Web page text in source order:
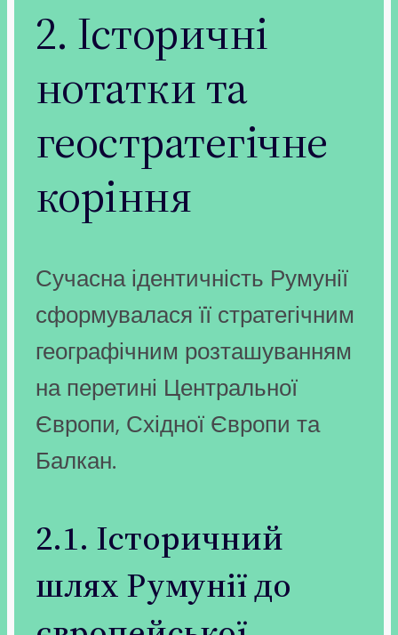
2. Історичні
нотатки та
геостратегічне
коріння
Сучасна ідентичність Румунії
сформувалася її стратегічним
географічним розташуванням
на перетині Центральної
Європи, Східної Європи та
Балкан.
2.1. Історичний
шлях Румунії до